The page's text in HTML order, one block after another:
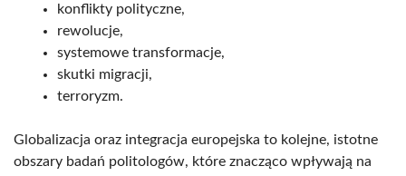
konflikty polityczne,
rewolucje,
systemowe transformacje,
skutki migracji,
terroryzm.
Globalizacja oraz integracja europejska to kolejne, istotne
obszary badań politologów, które znacząco wpływają na